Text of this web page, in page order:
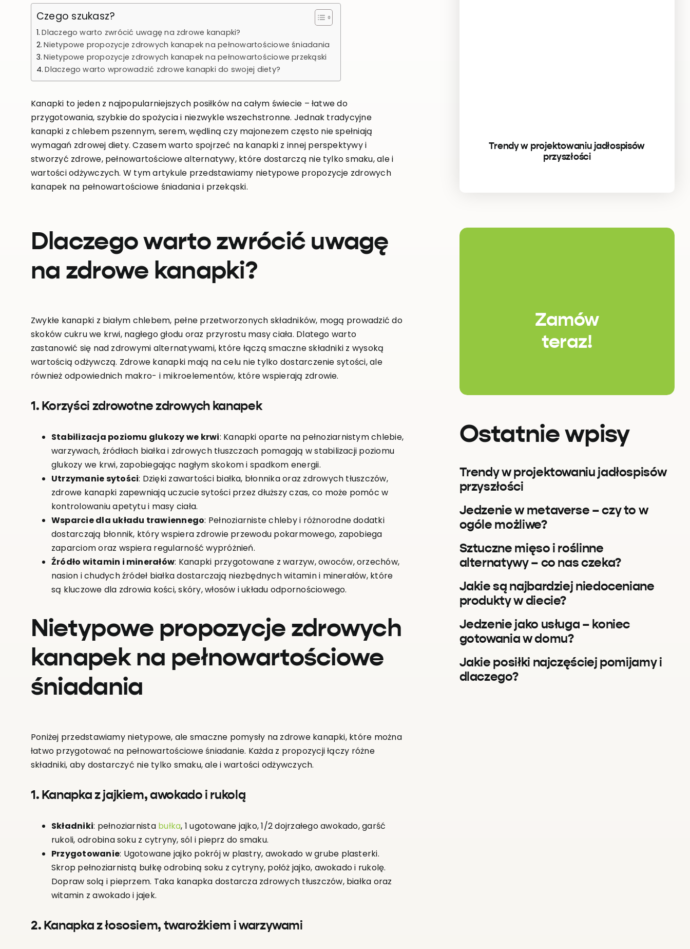
Trendy w projektowaniu jadłospisów
przyszłości
Czego szukasz?
Dlaczego warto zwrócić uwagę na zdrowe kanapki?
Nietypowe propozycje zdrowych kanapek na pełnowartościowe śniadania
Nietypowe propozycje zdrowych kanapek na pełnowartościowe przekąski
Dlaczego warto wprowadzić zdrowe kanapki do swojej diety?
Kanapki to jeden z najpopularniejszych posiłków na całym świecie – łatwe do
przygotowania, szybkie do spożycia i niezwykle wszechstronne. Jednak tradycyjne
kanapki z chlebem pszennym, serem, wędliną czy majonezem często nie spełniają
wymagań zdrowej diety. Czasem warto spojrzeć na kanapki z innej perspektywy i
stworzyć zdrowe, pełnowartościowe alternatywy, które dostarczą nie tylko smaku, ale i
wartości odżywczych. W tym artykule przedstawiamy nietypowe propozycje zdrowych
kanapek na pełnowartościowe śniadania i przekąski.
Dlaczego warto zwrócić uwagę
na zdrowe kanapki?
Zwykłe kanapki z białym chlebem, pełne przetworzonych składników, mogą prowadzić do
skoków cukru we krwi, nagłego głodu oraz przyrostu masy ciała. Dlatego warto
zastanowić się nad zdrowymi alternatywami, które łączą smaczne składniki z wysoką
wartością odżywczą. Zdrowe kanapki mają na celu nie tylko dostarczenie sytości, ale
również odpowiednich makro- i mikroelementów, które wspierają zdrowie.
1. Korzyści zdrowotne zdrowych kanapek
Stabilizacja poziomu glukozy we krwi: Kanapki oparte na pełnoziarnistym chlebie,
warzywach, źródłach białka i zdrowych tłuszczach pomagają w stabilizacji poziomu
glukozy we krwi, zapobiegając nagłym skokom i spadkom energii.
Utrzymanie sytości: Dzięki zawartości białka, błonnika oraz zdrowych tłuszczów,
zdrowe kanapki zapewniają uczucie sytości przez dłuższy czas, co może pomóc w
kontrolowaniu apetytu i masy ciała.
Wsparcie dla układu trawiennego: Pełnoziarniste chleby i różnorodne dodatki
dostarczają błonnik, który wspiera zdrowie przewodu pokarmowego, zapobiega
zaparciom oraz wspiera regularność wypróżnień.
Źródło witamin i minerałów: Kanapki przygotowane z warzyw, owoców, orzechów,
nasion i chudych źródeł białka dostarczają niezbędnych witamin i minerałów, które
są kluczowe dla zdrowia kości, skóry, włosów i układu odpornościowego.
Nietypowe propozycje zdrowych
kanapek na pełnowartościowe
śniadania
Poniżej przedstawiamy nietypowe, ale smaczne pomysły na zdrowe kanapki, które można
łatwo przygotować na pełnowartościowe śniadanie. Każda z propozycji łączy różne
składniki, aby dostarczyć nie tylko smaku, ale i wartości odżywczych.
1. Kanapka z jajkiem, awokado i rukolą
Składniki: pełnoziarnista bułka, 1 ugotowane jajko, 1/2 dojrzałego awokado, garść
rukoli, odrobina soku z cytryny, sól i pieprz do smaku.
Przygotowanie: Ugotowane jajko pokrój w plastry, awokado w grube plasterki.
Skrop pełnoziarnistą bułkę odrobiną soku z cytryny, połóż jajko, awokado i rukolę.
Dopraw solą i pieprzem. Taka kanapka dostarcza zdrowych tłuszczów, białka oraz
witamin z awokado i jajek.
2. Kanapka z łososiem, twarożkiem i warzywami
Zamów
teraz!
Ostatnie wpisy
Trendy w projektowaniu jadłospisów
przyszłości
Jedzenie w metaverse – czy to w
ogóle możliwe?
Sztuczne mięso i roślinne
alternatywy – co nas czeka?
Jakie są najbardziej niedoceniane
produkty w diecie?
Jedzenie jako usługa – koniec
gotowania w domu?
Jakie posiłki najczęściej pomijamy i
dlaczego?